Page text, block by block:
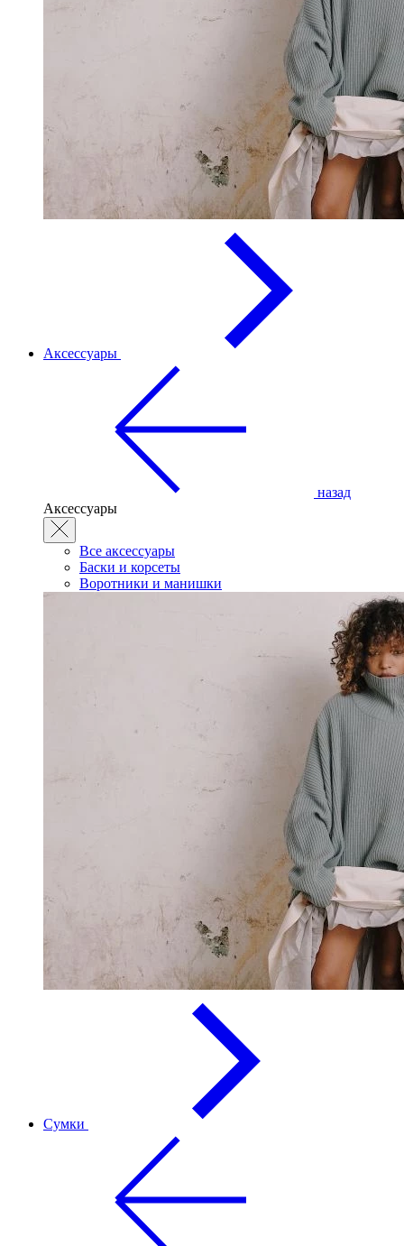
Аксессуары
назад
Аксессуары
Все аксессуары
Баски и корсеты
Воротники и манишки
Сумки